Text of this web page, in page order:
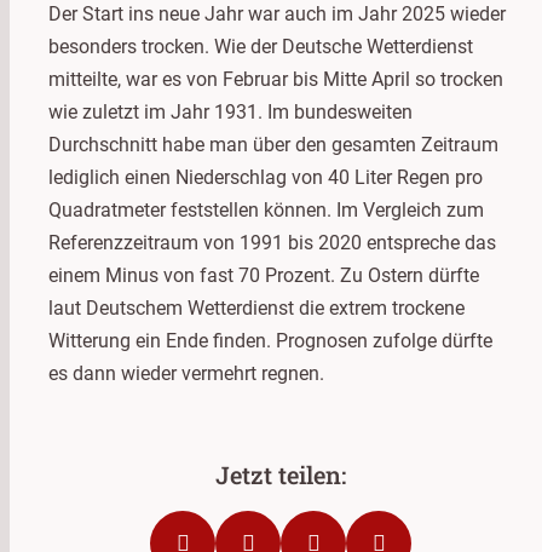
Der Start ins neue Jahr war auch im Jahr 2025 wieder
besonders trocken. Wie der Deutsche Wetterdienst
mitteilte, war es von Februar bis Mitte April so trocken
wie zuletzt im Jahr 1931. Im bundesweiten
Durchschnitt habe man über den gesamten Zeitraum
lediglich einen Niederschlag von 40 Liter Regen pro
Quadratmeter feststellen können. Im Vergleich zum
Referenzzeitraum von 1991 bis 2020 entspreche das
einem Minus von fast 70 Prozent. Zu Ostern dürfte
laut Deutschem Wetterdienst die extrem trockene
Witterung ein Ende finden. Prognosen zufolge dürfte
es dann wieder vermehrt regnen.